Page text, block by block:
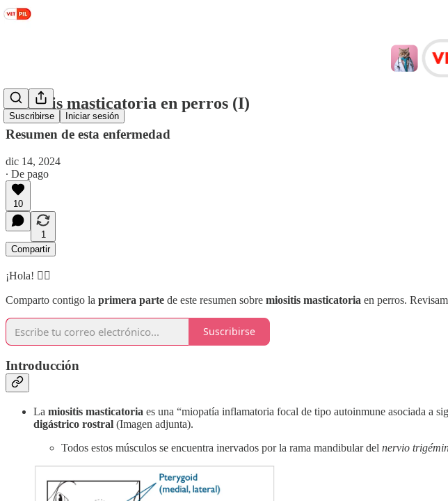
Suscribirse Iniciar sesión
Miositis masticatoria en perros (I)
Resumen de esta enfermedad
dic 14, 2024
∙ De pago
10
1
Compartir
¡Hola! 🙋‍♂️
Comparto contigo la primera parte de este resumen sobre miositis masticatoria en perros.
Suscribirse
Introducción
La miositis masticatoria es una “miopatía inflamatoria focal de tipo autoinmune asociada a
digástrico rostral (Imagen adjunta).
Todos estos músculos se encuentra inervados por la rama mandibular del nervio